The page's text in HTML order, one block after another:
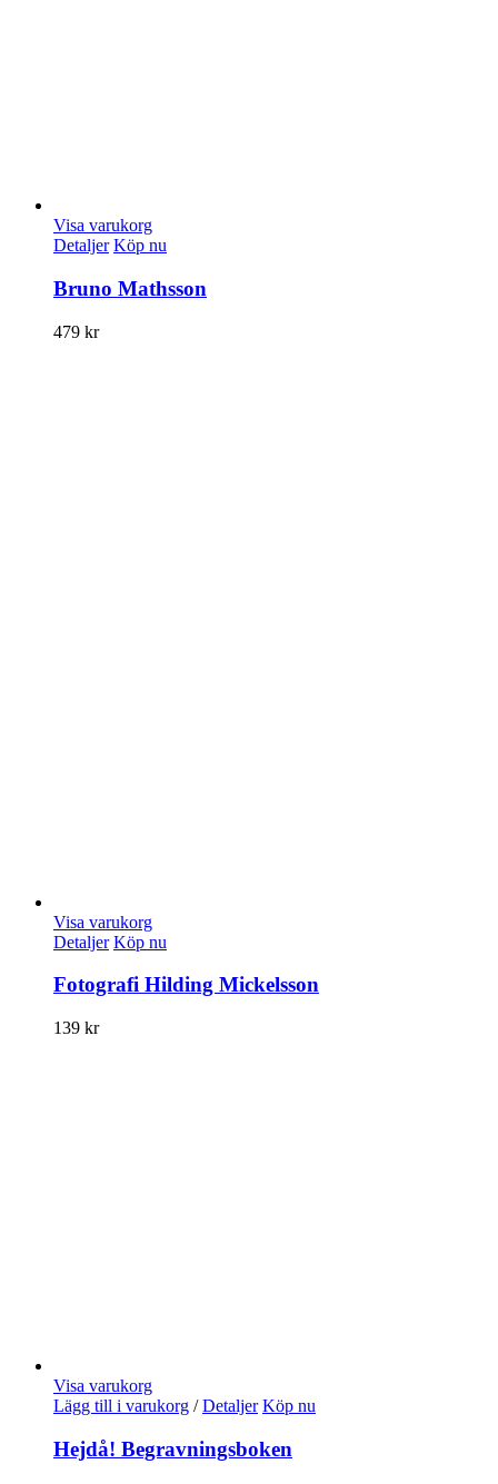
Visa varukorg
Detaljer Köp nu
Bruno Mathsson
479 kr
Visa varukorg
Detaljer Köp nu
Fotografi Hilding Mickelsson
139 kr
Visa varukorg
Lägg till i varukorg / Detaljer Köp nu
Hejdå! Begravningsboken